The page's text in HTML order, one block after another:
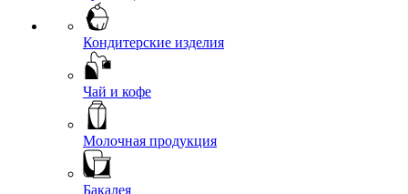
Кондитерские изделия
Чай и кофе
Молочная продукция
Бакалея